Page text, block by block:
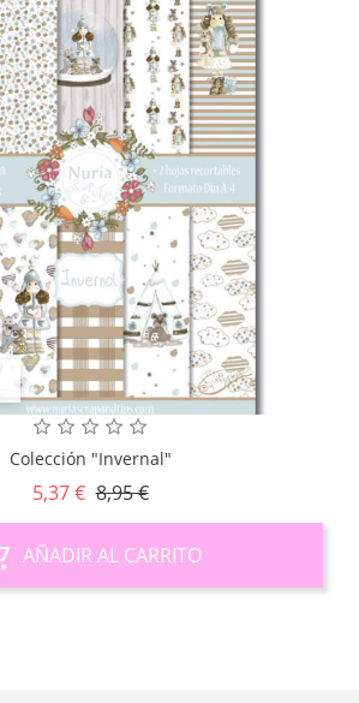
Colección "Invernal"
5,37 € Precio
8,95 €Precio
AÑADIR AL CARRITO